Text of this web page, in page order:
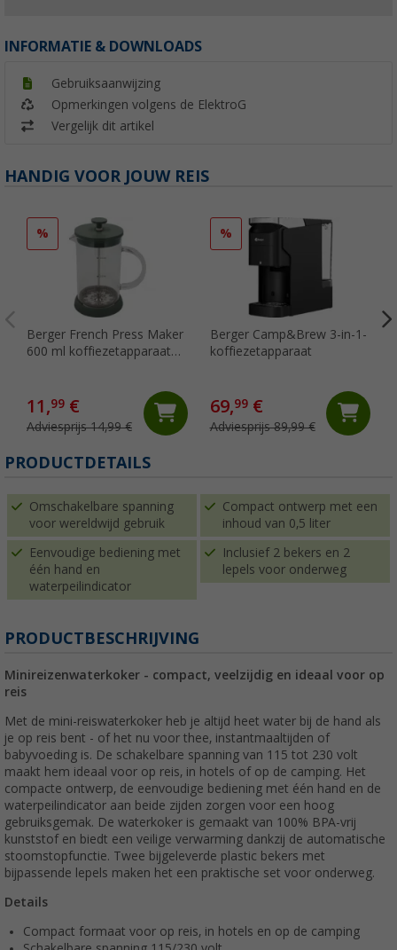
INFORMATIE & DOWNLOADS
Gebruiksaanwijzing
Opmerkingen volgens de ElektroG
Vergelijk dit artikel
HANDIG VOOR JOUW REIS
%
Berger French Press Maker
600 ml koffiezetapparaat
11,99 €
Adviesprijs 14,99 €
%
Berger Camp&Brew 3-in-1-
koffiezetapparaat
69,99€
Adviesprijs 89,99 €
PRODUCTDETAILS
Omschakelbare spanning
voor wereldwijd gebruik
Compact ontwerp met een
inhoud van 0,5 liter
Eenvoudige bediening met
één hand en
waterpeilindicator
Inclusief 2 bekers en 2
lepels voor onderweg
PRODUCTBESCHRIJVING
Minireizenwaterkoker - compact, veelzijdig en ideaal voor op
reis
Met de mini-reiswaterkoker heb je altijd heet water bij de hand als
je op reis bent - of het nu voor thee, instantmaaltijden of
babyvoeding is. De schakelbare spanning van 115 tot 230 volt
maakt hem ideaal voor op reis, in hotels of op de camping. Het
compacte ontwerp, de eenvoudige bediening met één hand en de
waterpeilindicator aan beide zijden zorgen voor een hoog
gebruiksgemak. De waterkoker is gemaakt van 100% BPA-vrij
kunststof en biedt een veilige verwarming dankzij de automatische
stoomstopfunctie. Twee bijgeleverde plastic bekers met
bijpassende lepels maken het een praktische set voor onderweg.
Details
Compact formaat voor op reis, in hotels en op de camping